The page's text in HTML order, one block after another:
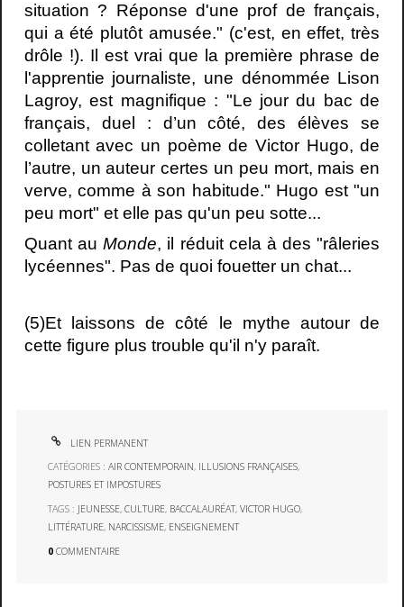
situation ? Réponse d'une prof de français,
qui a été plutôt amusée." (c'est, en effet, très
drôle !). Il est vrai que la première phrase de
l'apprentie journaliste, une dénommée Lison
Lagroy, est magnifique : "Le jour du bac de
français, duel : d’un côté, des élèves se
colletant avec un poème de Victor Hugo, de
l’autre, un auteur certes un peu mort, mais en
verve, comme à son habitude." Hugo est "un
peu mort" et elle pas qu'un peu sotte...
Quant auMonde, il réduit cela à des "râleries
lycéennes". Pas de quoi fouetter un chat...
(5)Et laissons de côté le mythe autour de
cette figure plus trouble qu'il n'y paraît.
LIEN PERMANENT
CATÉGORIES :AIR CONTEMPORAIN, ILLUSIONS FRANÇAISES,
POSTURES ET IMPOSTURES
TAGS : JEUNESSE,CULTURE, BACCALAURÉAT,VICTOR HUGO,
LITTÉRATURE, NARCISSISME, ENSEIGNEMENT
0 COMMENTAIRE